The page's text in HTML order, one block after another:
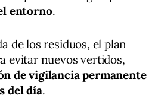
entorno.
de los residuos, el plan
evitar nuevos vertidos,
de vigilancia permanente
del día.